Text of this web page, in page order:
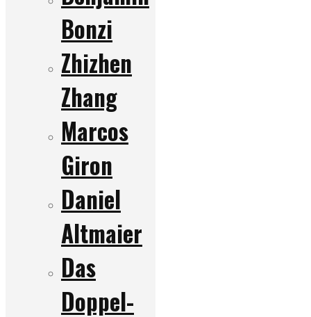
Bonzi
Zhizhen
Zhang
Marcos
Giron
Daniel
Altmaier
Das
Doppel-